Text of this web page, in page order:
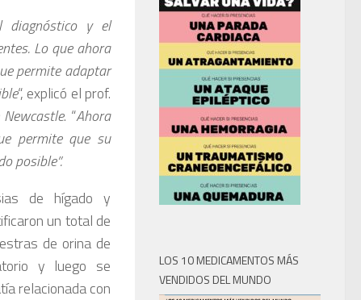
diagnóstico y el
Lo que ahora
permite adaptar
“, explicó el prof.
. “Ahora
permite que su
posible”.
de hígado y
un total de
de orina de
y luego se
relacionada con
LOS 10 MEDICAMENTOS MÁS
VENDIDOS DEL MUNDO